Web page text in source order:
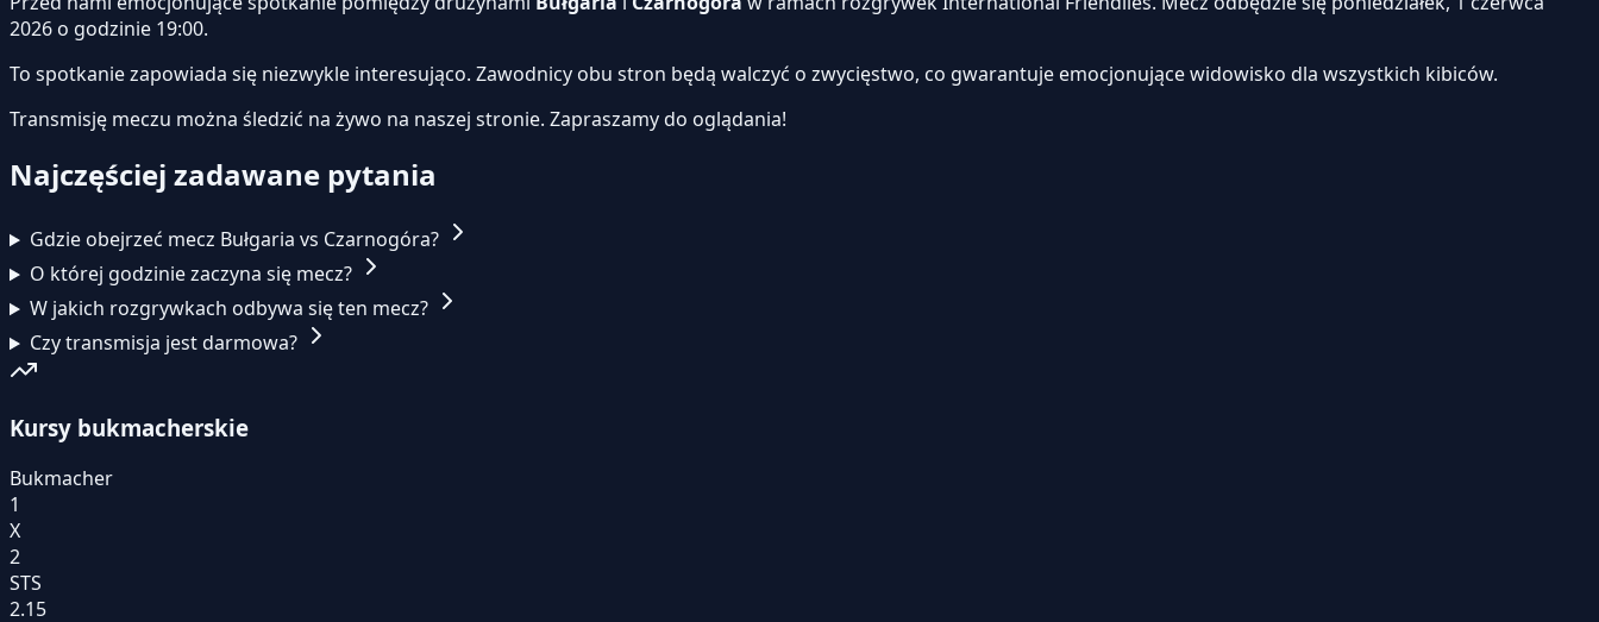
2026 o godzinie 19:00.
To spotkanie zapowiada się niezwykle interesująco. Zawodnicy obu stron będą walczyć o zwycięstwo, co gwarantuje emocjonujące widowisko dla wszystkich kibiców.
Transmisję meczu można śledzić na żywo na naszej stronie. Zapraszamy do oglądania!
Najczęściej zadawane pytania
Gdzie obejrzeć mecz Bułgaria vs Czarnogóra?
O której godzinie zaczyna się mecz?
W jakich rozgrywkach odbywa się ten mecz?
Czy transmisja jest darmowa?
Kursy bukmacherskie
Bukmacher
1
X
2
STS
2.15